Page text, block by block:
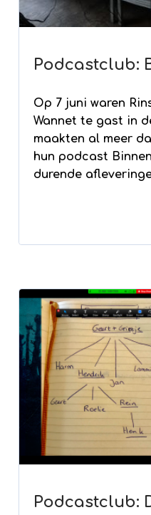
Podcastclub:
Op 7 juni waren
Wannet te gast in
maakten al meer
hun podcast
durende
Podcastclub: